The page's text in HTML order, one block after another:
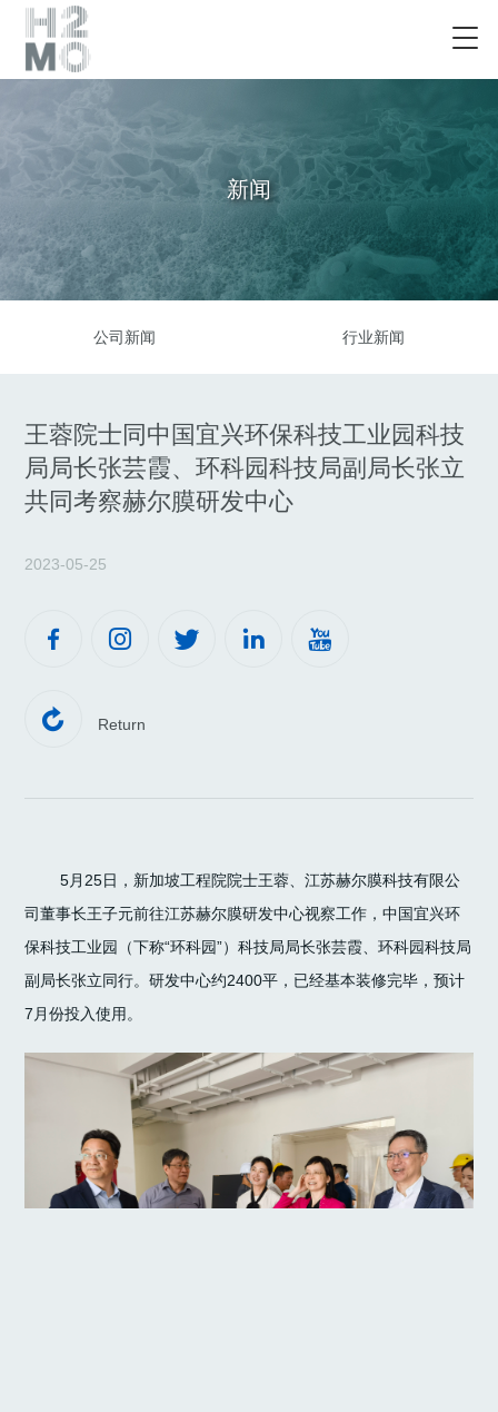
新闻
公司新闻 行业新闻
王蓉院士同中国宜兴环保科技工业园科技
局局长张芸霞、环科园科技局副局长张立
共同考察赫尔膜研发中心
2023-05-25
    
 Return
5月25日，新加坡工程院院士王蓉、江苏赫尔膜科技有限公
司董事长王子元前往江苏赫尔膜研发中心视察工作，中国宜兴环
保科技工业园（下称“环科园”）科技局局长张芸霞、环科园科技局
副局长张立同行。研发中心约2400平，已经基本装修完毕，预计
7月份投入使用。